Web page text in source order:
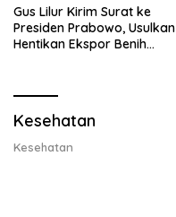
Gus Lilur Kirim Surat ke
Presiden Prabowo, Usulkan
Hentikan Ekspor Benih
Kesehatan
Kesehatan